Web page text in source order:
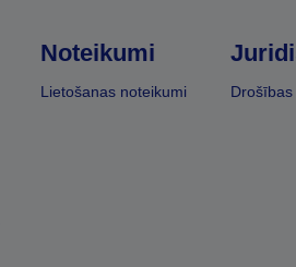
Noteikumi
Lietošanas noteikumi